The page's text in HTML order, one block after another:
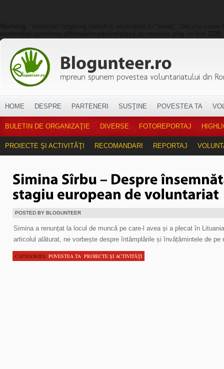
HOME DESPRE PARTENERI SUSŢINE POVESTEA TA
BULETIN DE ORGANIZAŢIE DIVERSE FOTOREPORTAJ
PROIECTE ŞI ACTIVITĂŢI RECOMANDARI REPORTAJ
POSTED BY BLOGUNTEER
Simina a renunțat la locul de muncă pe care-l avea și a plecat în
articolul alăturat, ne vorbește despre întâmplările și învățămintele de pe
CATEGORIES: POVESTEA TA, PROIECTE ŞI ACTIVITĂŢI